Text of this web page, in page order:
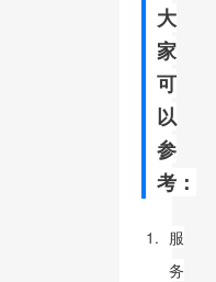
大
家
可
以
参
考：
服
务